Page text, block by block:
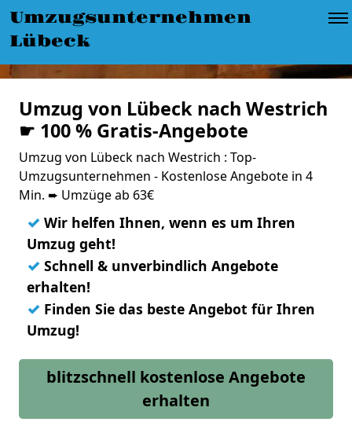
Umzugsunternehmen
Lübeck
Umzug von Lübeck nach Westrich
☛ 100 % Gratis-Angebote
Umzug von Lübeck nach Westrich : Top-
Umzugsunternehmen - Kostenlose Angebote in 4
Min. ➨ Umzüge ab 63€
✓ Wir helfen Ihnen, wenn es um Ihren
Umzug geht!
✓ Schnell & unverbindlich Angebote
erhalten!
✓ Finden Sie das beste Angebot für Ihren
Umzug!
blitzschnell kostenlose Angebote
erhalten